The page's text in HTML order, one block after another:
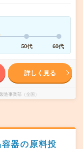
50代 60代
詳しく見る
事業部（全国）
器の原料投